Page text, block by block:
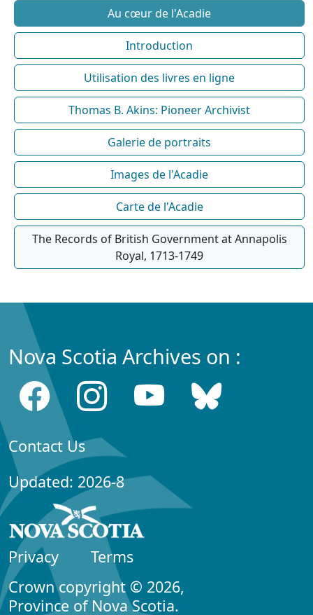
Au cœur de l'Acadie
Introduction
Utilisation des livres en ligne
Thomas B. Akins: Pioneer Archivist
Galerie de portraits
Images de l'Acadie
Carte de l'Acadie
The Records of British Government at Annapolis
Royal, 1713-1749
Nova Scotia Archives on :
Contact Us
Updated: 2026-8
Privacy
Terms
Crown copyright © 2026,
Province of Nova Scotia.